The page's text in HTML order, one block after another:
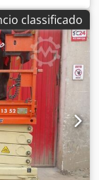
máximo
mínimo da
vinco (T):
(mm):
Precisão de
pilha de
do nível)
1250mm
da
classificado